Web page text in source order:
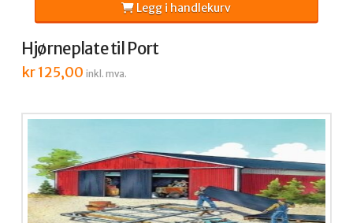
Hjørneplate til Port
kr125,00 inkl. mva.
Legg i handlekurv